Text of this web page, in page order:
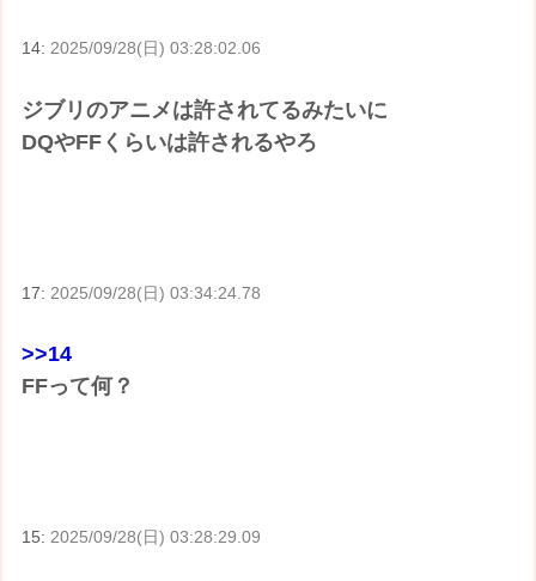
14:2025/09/28(日) 03:28:02.06
ジブリのアニメは許されてるみたいに
DQやFFくらいは許されるやろ
17: 2025/09/28(日) 03:34:24.78
>>14
FFって何？
15: 2025/09/28(日) 03:28:29.09